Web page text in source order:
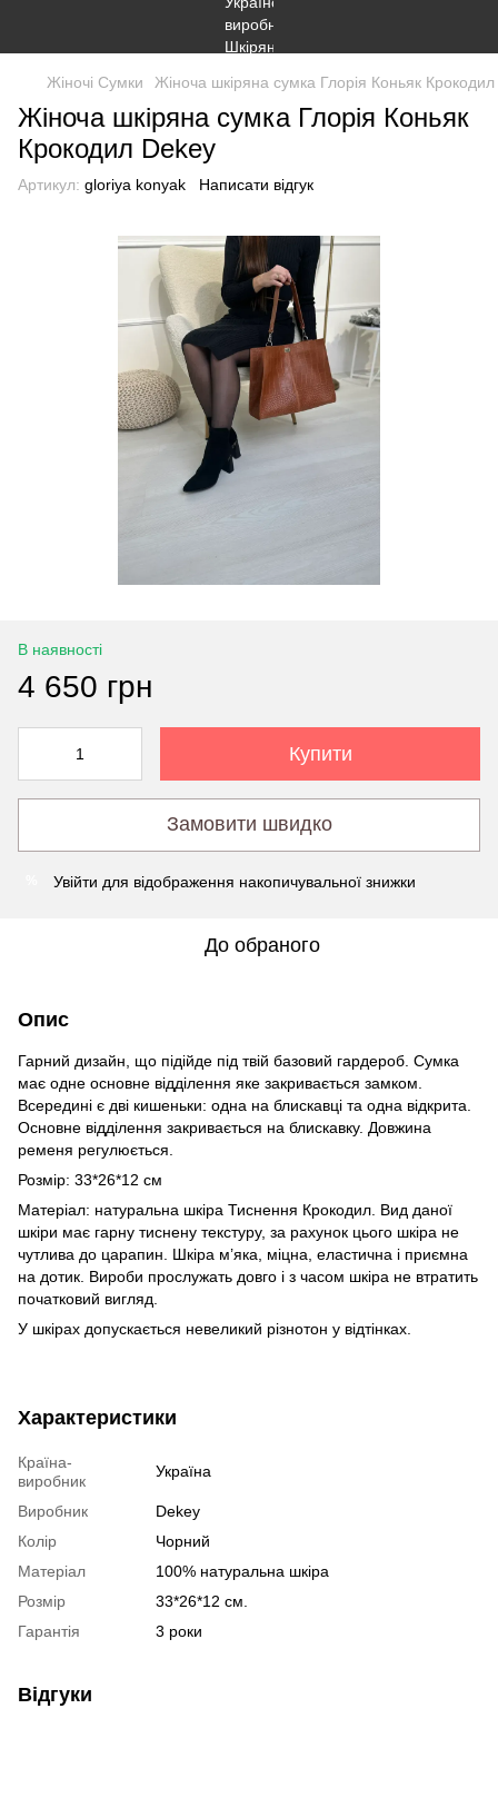
Жіночі Сумки Жіноча шкіряна сумка Глорія Коньяк
Жіноча шкіряна сумка Глорія Коньяк
Крокодил Dekey
Артикул: gloriya konyak Написати відгук
В наявності
4 650 грн
Купити
Замовити швидко
Увійти для відображення накопичувальної знижки
До обраного
Опис
Гарний дизайн, що підійде під твій базовий гардероб. Сумка
має одне основне відділення яке закривається замком.
Всередині є дві кишеньки: одна на блискавці та одна відкрита.
Основне відділення закривається на блискавку. Довжина
ременя регулюється.
Розмір: 33*26*12 см
Матеріал: натуральна шкіра Тиснення Крокодил. Вид даної
шкіри має гарну тиснену текстуру, за рахунок цього шкіра не
чутлива до царапин. Шкіра м’яка, міцна, еластична і приємна
на дотик. Вироби прослужать довго і з часом шкіра не втратить
початковий вигляд.
У шкірах допускається невеликий різнотон у відтінках.
Характеристики
Країна-
виробник
Україна
Виробник
Dekey
Колір
Чорний
Матеріал
100% натуральна шкіра
Розмір
33*26*12 см.
Гарантія
3 роки
Відгуки